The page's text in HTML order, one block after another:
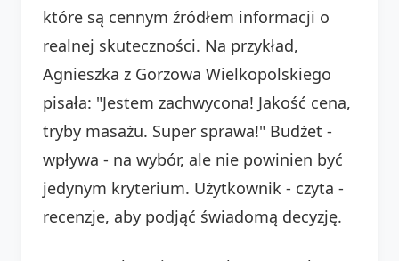
które są cennym źródłem informacji o
realnej skuteczności. Na przykład,
Agnieszka z Gorzowa Wielkopolskiego
pisała: "Jestem zachwycona! Jakość cena,
tryby masażu. Super sprawa!" Budżet -
wpływa - na wybór, ale nie powinien być
jedynym kryterium. Użytkownik - czyta -
recenzje, aby podjąć świadomą decyzję.